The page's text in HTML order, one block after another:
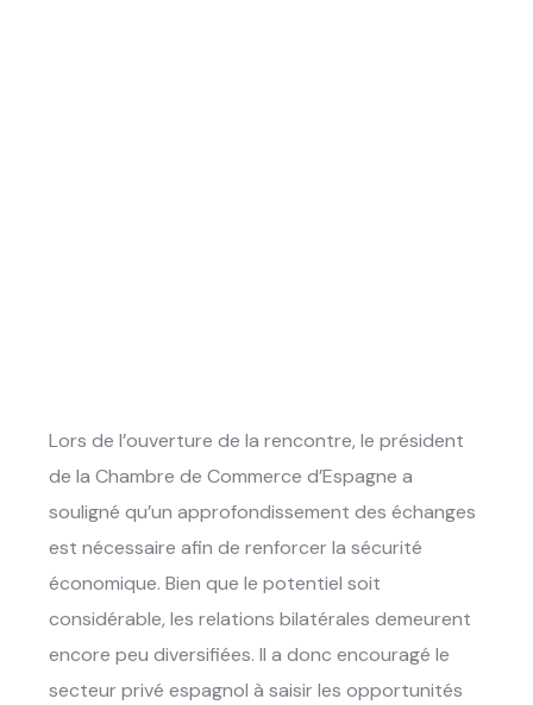
Lors de l’ouverture de la rencontre, le président
de la Chambre de Commerce d’Espagne a
souligné qu’un approfondissement des échanges
est nécessaire afin de renforcer la sécurité
économique. Bien que le potentiel soit
considérable, les relations bilatérales demeurent
encore peu diversifiées. Il a donc encouragé le
secteur privé espagnol à saisir les opportunités